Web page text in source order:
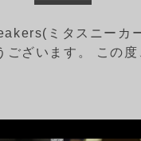
ミタスニーカ
ございます。 この